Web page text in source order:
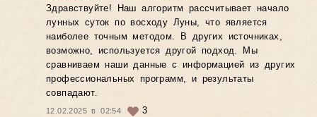
Здравствуйте! Наш алгоритм рассчитывает начало
лунных суток по восходу Луны, что является
наиболее точным методом. В других источниках,
возможно, используется другой подход. Мы
сравниваем наши данные с информацией из других
профессиональных программ, и результаты
совпадают.
12.02.2025 в 02:54 3